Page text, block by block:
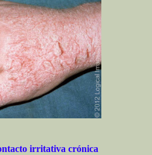
irritativa crónica